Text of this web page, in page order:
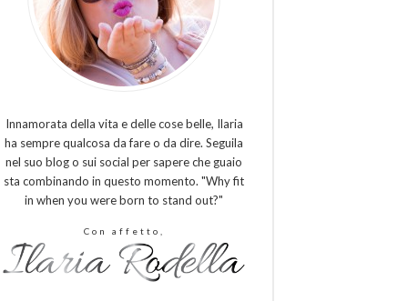
Innamorata della vita e delle cose belle, Ilaria
ha sempre qualcosa da fare o da dire. Seguila
nel suo blog o sui social per sapere che guaio
sta combinando in questo momento. "Why fit
in when you were born to stand out?"
Con affetto,